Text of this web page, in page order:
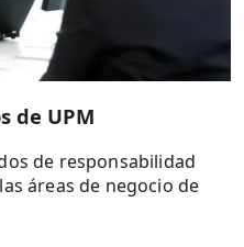
de UPM
de responsabilidad
áreas de negocio de